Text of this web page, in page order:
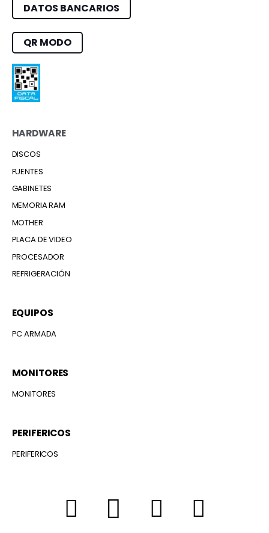
DATOS BANCARIOS
QR MODO
HARDWARE
DISCOS
FUENTES
GABINETES
MEMORIA RAM
MOTHER
PLACA DE VIDEO
PROCESADOR
REFRIGERACIÓN
EQUIPOS
PC ARMADA
MONITORES
MONITORES
PERIFERICOS
PERIFERICOS